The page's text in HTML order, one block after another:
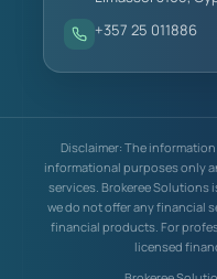
+357 25 011886
Disclaimer: The
informational purposes only
services. Brokeree
we do not offer any financial
financial products. For
licensed